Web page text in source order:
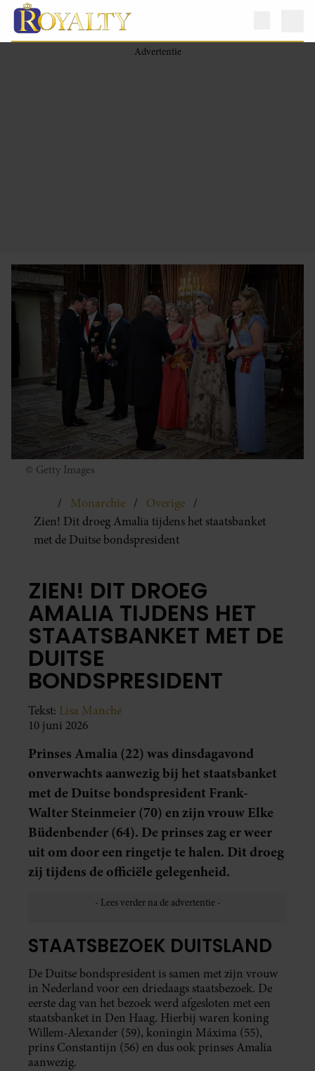
© Getty Images
Monarchie
Overige
Zien! Dit droeg Amalia tijdens het staatsbanket
met de Duitse bondspresident
ZIEN! DIT DROEG
AMALIA TIJDENS HET
STAATSBANKET MET DE
DUITSE
BONDSPRESIDENT
Tekst: Lisa Manche
10 juni 2026
Prinses Amalia (22) was dinsdagavond
onverwachts aanwezig bij het staatsbanket
met de Duitse bondspresident Frank-
Walter Steinmeier (70) en zijn vrouw Elke
Büdenbender (64). De prinses zag er weer
uit om door een ringetje te halen. Dit droeg
zij tijdens de officiële gelegenheid.
STAATSBEZOEK DUITSLAND
De Duitse bondspresident is samen met zijn vrouw
in Nederland voor een driedaags staatsbezoek. De
eerste dag van het bezoek werd afgesloten met een
staatsbanket in Den Haag. Hierbij waren koning
Willem-Alexander (59), koningin Máxima (55),
prins Constantijn (56) en dus ook prinses Amalia
aanwezig.